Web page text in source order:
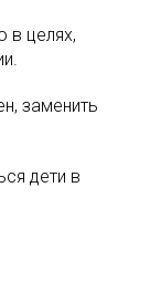
в целях,
заменить
дети в